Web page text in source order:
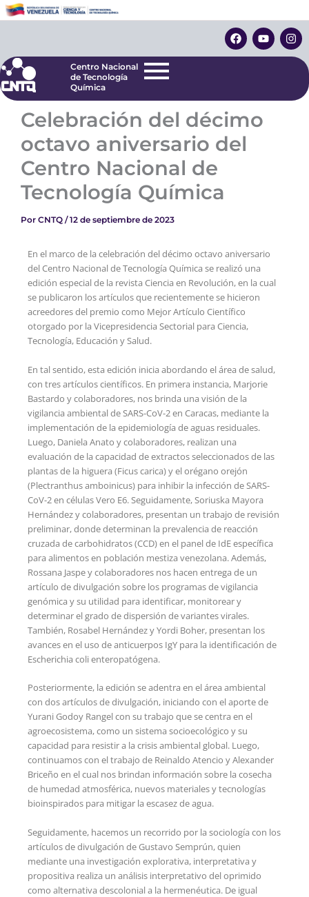
al
F
a
c
o
Y
o
u
e
I
n
s
r
Centro Nacional
de Tecnología
Centro Nacional
de Tecnología
Química
Celebración del décimo
octavo aniversario del
Centro Nacional de
Tecnología Química
Por CNTQ /12 de septiembre de 2023
En el marco de la celebración del décimo octavo aniversario
del Centro Nacional de Tecnología Química se realizó una
edición especial de la revista Ciencia en Revolución, en la cual
se publicaron los artículos que recientemente se hicieron
acreedores del premio como Mejor Artículo Científico
otorgado por la Vicepresidencia Sectorial para Ciencia,
Tecnología, Educación y Salud.
En tal sentido, esta edición inicia abordando el área de salud,
con tres artículos científicos. En primera instancia, Marjorie
Bastardo y colaboradores, nos brinda una visión de la
vigilancia ambiental de SARS-CoV-2 en Caracas, mediante la
implementación de la epidemiología de aguas residuales.
Luego, Daniela Anato y colaboradores, realizan una
evaluación de la capacidad de extractos seleccionados de las
plantas de la higuera (Ficus carica) y el orégano orejón
(Plectranthus amboinicus) para inhibir la infección de SARS-
CoV-2 en células Vero E6. Seguidamente, Soriuska Mayora
Hernández y colaboradores, presentan un trabajo de revisión
preliminar, donde determinan la prevalencia de reacción
cruzada de carbohidratos (CCD) en el panel de IdE específica
para alimentos en población mestiza venezolana. Además,
Rossana Jaspe y colaboradores nos hacen entrega de un
artículo de divulgación sobre los programas de vigilancia
genómica y su utilidad para identificar, monitorear y
determinar el grado de dispersión de variantes virales.
También, Rosabel Hernández y Yordi Boher, presentan los
avances en el uso de anticuerpos IgY para la identificación de
Escherichia coli enteropatógena.
Posteriormente, la edición se adentra en el área ambiental
con dos artículos de divulgación, iniciando con el aporte de
Yurani Godoy Rangel con su trabajo que se centra en el
agroecosistema, como un sistema socioecológico y su
capacidad para resistir a la crisis ambiental global. Luego,
continuamos con el trabajo de Reinaldo Atencio y Alexander
Briceño en el cual nos brindan información sobre la cosecha
de humedad atmosférica, nuevos materiales y tecnologías
bioinspirados para mitigar la escasez de agua.
Seguidamente, hacemos un recorrido por la sociología con los
artículos de divulgación de Gustavo Semprún, quien
mediante una investigación explorativa, interpretativa y
propositiva realiza un análisis interpretativo del oprimido
como alternativa descolonial a la hermenéutica. De igual